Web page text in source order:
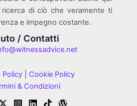
di ciò che veramente ti
e impegno costante.
/ Contatti
Policy
Cookie Policy
& Condizioni